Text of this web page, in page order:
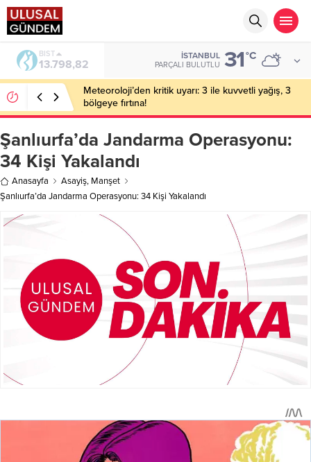
BIST
13.798,82
İSTANBUL
PARÇALI BULUTLU 31°C
Meteoroloji’den kritik uyarı: 3 ile kuvvetli yağış, 3
bölgeye fırtına!
Şanlıurfa’da Jandarma Operasyonu:
34 Kişi Yakalandı
Anasayfa Asayiş, Manşet
Şanlıurfa’da Jandarma Operasyonu: 34 Kişi Yakalandı